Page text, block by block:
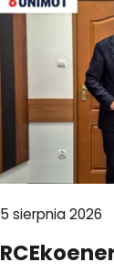
5 sierpnia 2026